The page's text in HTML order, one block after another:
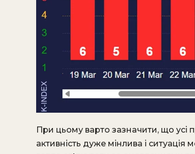
При цьому варто зазначити, що усі
активність дуже мінлива і